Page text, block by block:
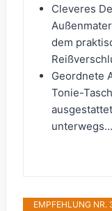
Cleveres
dem
Geordnete
Tonie-
unterwegs...
EMPFEHLUNG NR.